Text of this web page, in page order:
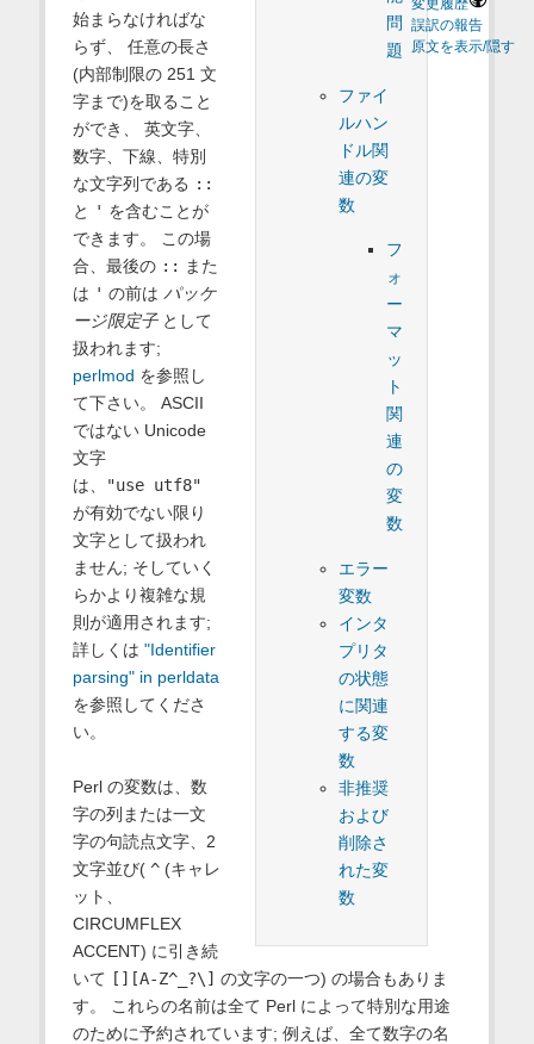
変更履歴
誤訳の報告
原文を表示/隠す
問
題
ファイ
ルハン
ドル関
連の変
数
フ
ォ
ー
マ
ッ
ト
関
連
の
変
数
エラー
変数
インタ
プリタ
の状態
に関連
する変
数
非推奨
および
削除さ
れた変
数
始まらなければな
らず、 任意の長さ
(内部制限の 251 文
字まで)を取ること
ができ、 英文字、
数字、下線、特別
な文字列である ::
と
' を含むことが
できます。 この場
合、最後の ::
また
は ' の前は パッケ
ージ限定子として
扱われます;
perlmod を参照し
て下さい。 ASCII
ではない Unicode
文字
は、
"use utf8"
が有効でない限り
文字として扱われ
ません; そしていく
らかより複雑な規
則が適用されます;
詳しくは "Identifier
parsing" in perldata
を参照してくださ
い。
Perl の変数は、数
字の列または一文
字の句読点文字、2
文字並び( ^(キャレ
ット、
CIRCUMFLEX
ACCENT) に引き続
いて [][A-Z^_?\] の文字の一つ) の場合もありま
す。 これらの名前は全て Perl によって特別な用途
のために予約されています; 例えば、全て数字の名